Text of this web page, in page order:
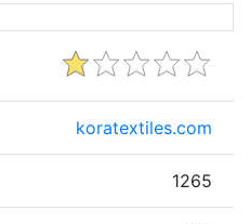
koratextiles.com
1265